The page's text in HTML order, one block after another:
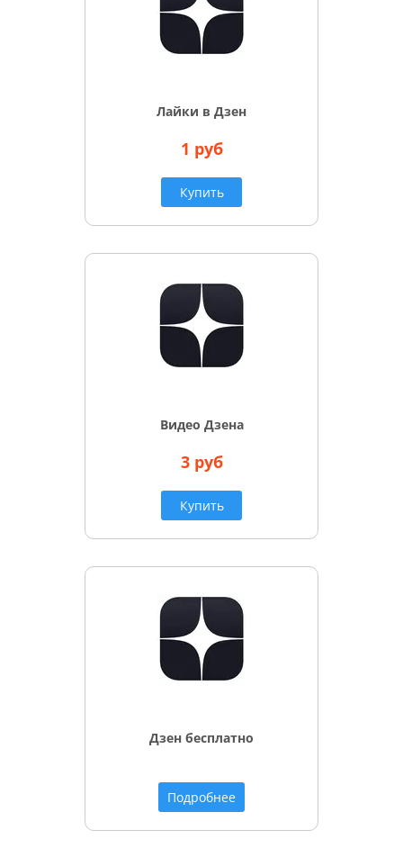
Лайки в Дзен
1 руб
Купить
Видео Дзена
3 руб
Купить
Дзен бесплатно
Подробнее